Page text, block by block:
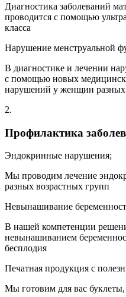
Диагностика заболеваний
проводится с помощью
класса
Нарушение менструальной
В диагностике и лечении
с помощью новых
нарушений у женщин разных
2.
Профилактика
Эндокринные нарушения;
Мы проводим лечение
разных возрастных групп
Невынашивание
В нашей компетенции
невынашиванием
бесплодия
Печатная продукция с
Мы готовим для вас